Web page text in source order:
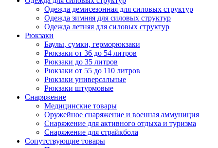
Одежда демисезонная для силовых структур
Одежда зимняя для силовых структур
Одежда летняя для силовых структур
Рюкзаки
Баулы, сумки, герморюкзаки
Рюкзаки от 36 до 54 литров
Рюкзаки до 35 литров
Рюкзаки от 55 до 110 литров
Рюкзаки универсальные
Рюкзаки штурмовые
Снаряжение
Медицинские товары
Оружейное снаряжение и военная аммуниция
Снаряжение для активного отдыха и туризма
Снаряжение для страйкбола
Сопутствующие товары